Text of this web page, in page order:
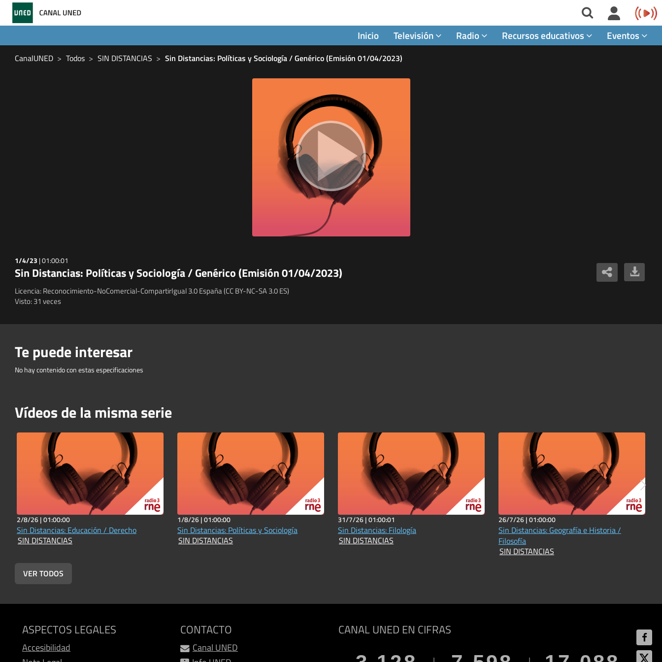
Inicio Televisión Radio Recursos educativos Eventos
CanalUNED Todos SIN DISTANCIAS Sin Distancias: Políticas y Sociología / Genérico (Emisión 01/04/2023)
1/4/23 |01:00:01
Sin Distancias: Políticas y Sociología / Genérico (Emisión 01/04/2023)
Licencia: Reconocimiento-NoComercial-CompartirIgual 3.0 España (CC BY-NC-SA 3.0 ES)
Visto: 31 veces
Te puede interesar
No hay contenido con estas especificaciones
Vídeos de la misma serie
2/8/26 |01:00:00
Sin Distancias: Educación / Derecho
SIN DISTANCIAS
1/8/26 |01:00:00
Sin Distancias: Políticas y Sociología
SIN DISTANCIAS
31/7/26 |01:00:01
Sin Distancias: Filología
SIN DISTANCIAS
26/7/26 |01:00:00
Sin Distancias: Geografía e Historia /
Filosofía
SIN DISTANCIAS
VER TODOS
ASPECTOS LEGALES
Accesibilidad
CONTACTO
Canal UNED
CANAL UNED EN CIFRAS